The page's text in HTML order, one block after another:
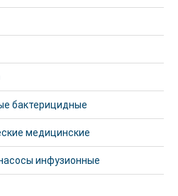
бактерицидные
медицинские
инфузионные